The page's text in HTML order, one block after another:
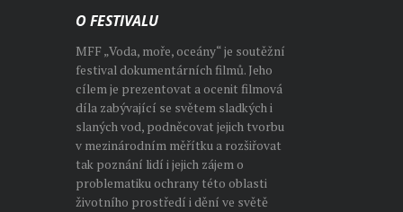
O FESTIVALU
MFF „Voda, moře, oceány“ je soutěžní
festival dokumentárních filmů. Jeho
cílem je prezentovat a ocenit filmová
díla zabývající se světem sladkých i
slaných vod, podněcovat jejich tvorbu
v mezinárodním měřítku a rozšiřovat
tak poznání lidí i jejich zájem o
problematiku ochrany této oblasti
životního prostředí i dění ve světě